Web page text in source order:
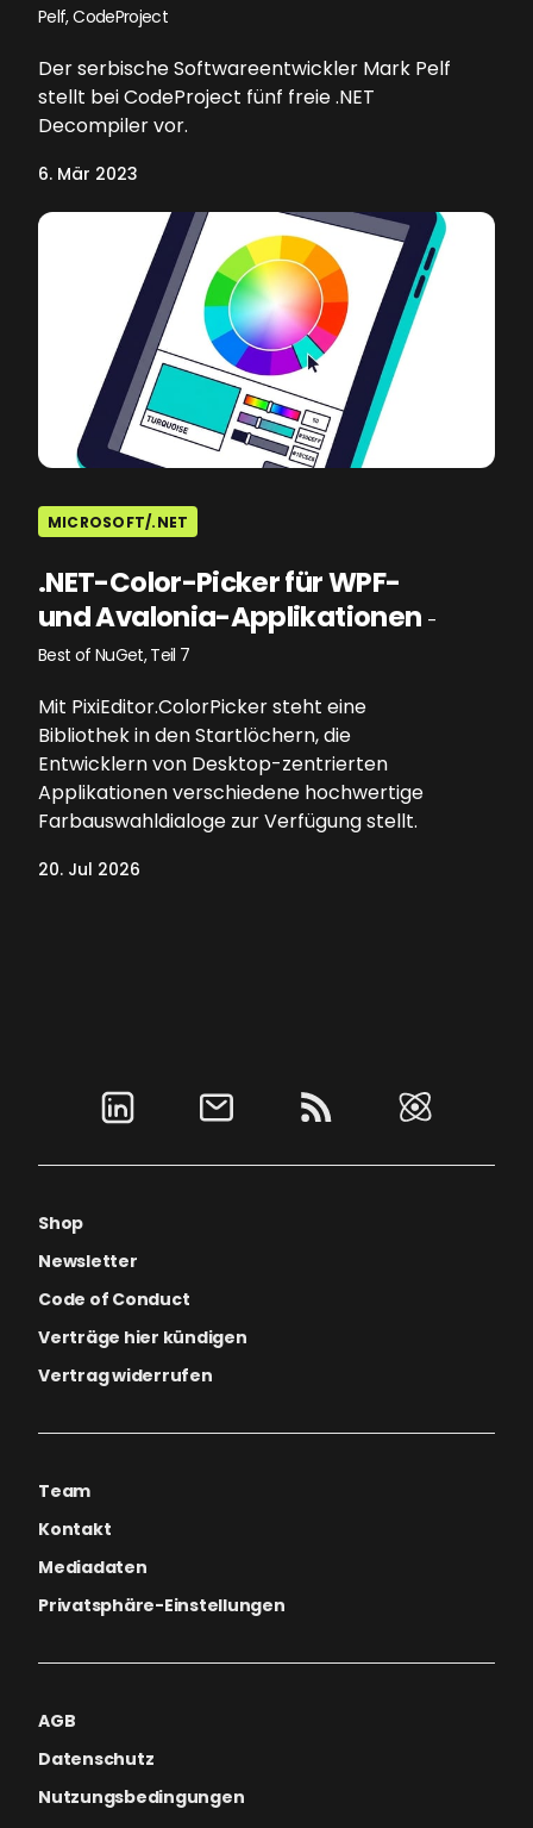
Pelf, CodeProject
Der serbische Softwareentwickler Mark Pelf
stellt bei CodeProject fünf freie .NET
Decompiler vor.
6. Mär 2023
MICROSOFT/.NET
.NET-Color-Picker für WPF-
und Avalonia-Applikationen -
Best of NuGet, Teil 7
Mit PixiEditor.ColorPicker steht eine
Bibliothek in den Startlöchern, die
Entwicklern von Desktop-zentrierten
Applikationen verschiedene hochwertige
Farbauswahldialoge zur Verfügung stellt.
20. Jul 2026
Shop
Newsletter
Code of Conduct
Verträge hier kündigen
Vertrag widerrufen
Team
Kontakt
Mediadaten
Privatsphäre-Einstellungen
AGB
Datenschutz
Nutzungsbedingungen